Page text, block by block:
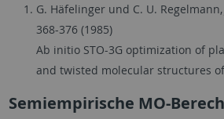
G. Häfelinger und C. U. Regelmann,
368-376 (1985)
Ab initio STO-3G optimization of
and twisted molecular structures
Semiempirische MO-